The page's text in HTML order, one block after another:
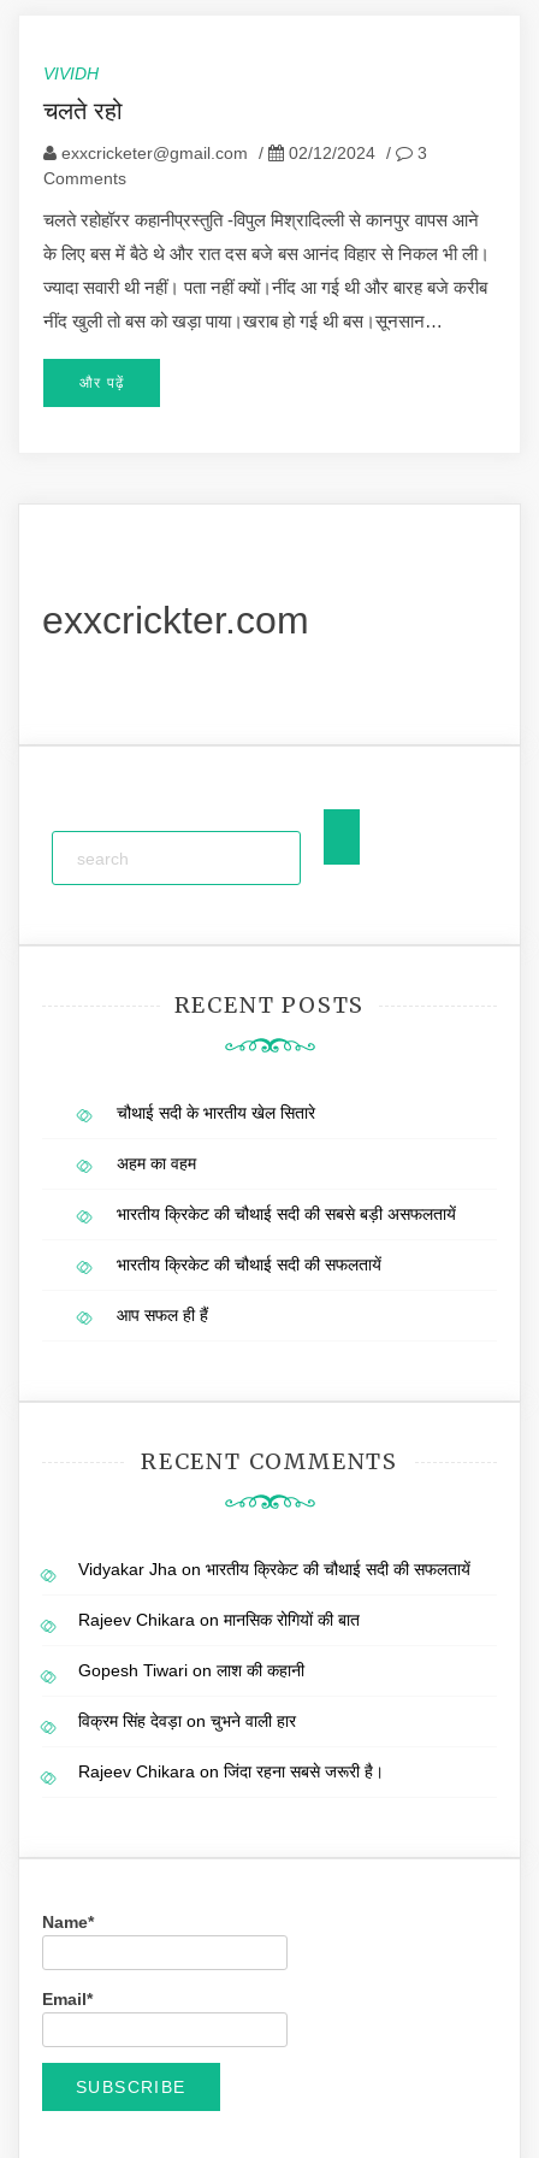
VIVIDH
चलते रहो
exxcricketer@gmail.com / 02/12/2024 /
3
Comments
चलते रहोहॉरर कहानीप्रस्तुति -विपुल मिश्रादिल्ली से कानपुर वापस आने
के लिए बस में बैठे थे और रात दस बजे बस आनंद विहार से निकल भी ली।
ज्यादा सवारी थी नहीं। पता नहीं क्यों।नींद आ गई थी और बारह बजे करीब
नींद खुली तो बस को खड़ा पाया।खराब हो गई थी बस।सूनसान…
और पढ़ें
exxcrickter.com
RECENT POSTS
चौथाई सदी के भारतीय खेल सितारे
अहम का वहम
भारतीय क्रिकेट की चौथाई सदी की सबसे बड़ी असफलतायें
भारतीय क्रिकेट की चौथाई सदी की सफलतायें
आप सफल ही हैं
RECENT COMMENTS
Vidyakar Jha on भारतीय क्रिकेट की चौथाई सदी की सफलतायें
Rajeev Chikara on मानसिक रोगियों की बात
Gopesh Tiwari on लाश की कहानी
विक्रम सिंह देवड़ाon चुभने वाली हार
Rajeev Chikara on जिंदा रहना सबसे जरूरी है।
Name*
Email*